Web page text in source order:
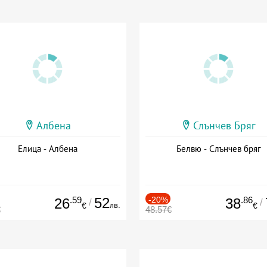
Албена
Елица - Албена
26.59
€ / 52лв.
Слънчев Бряг
Белвю - Слънчев бряг
-20%
48.57€ 38.86
€ /